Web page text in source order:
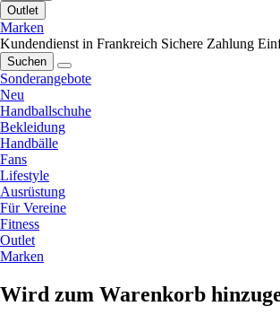
Outlet
Marken
Kundendienst in Frankreich Sichere Zahlung
Suchen
Sonderangebote
Neu
Handballschuhe
Bekleidung
Handbälle
Fans
Lifestyle
Ausrüstung
Für Vereine
Fitness
Outlet
Marken
Wird zum Warenkorb